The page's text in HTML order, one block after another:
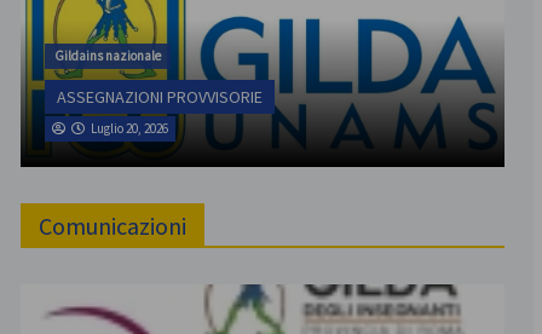
Gildains nazionale
ASSEGNAZIONI PROVVISORIE
Luglio 20, 2026
Comunicazioni